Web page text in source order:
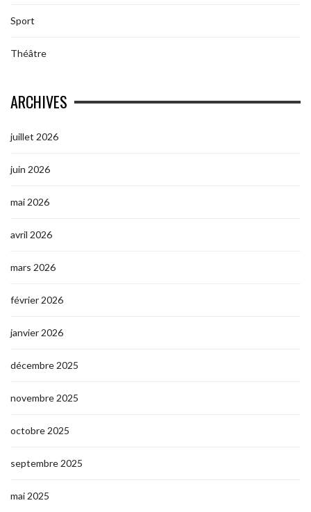
Sport
Théâtre
ARCHIVES
juillet 2026
juin 2026
mai 2026
avril 2026
mars 2026
février 2026
janvier 2026
décembre 2025
novembre 2025
octobre 2025
septembre 2025
mai 2025